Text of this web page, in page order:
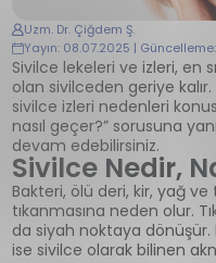
Uzm. Dr. Çiğdem Ş.
Yayın: 08.07.2025 |
Sivilce lekeleri ve izleri, en
olan sivilceden geriye
sivilce izleri nedenleri
nasıl geçer?” sorusuna
devam edebilirsiniz.
Sivilce Nedir,
Bakteri, ölü deri, kir, yağ
tıkanmasına neden olur.
da siyah noktaya dönüşür.
ise sivilce olarak bilinen